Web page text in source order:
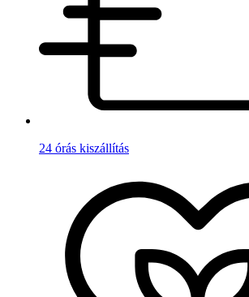
24 órás kiszállítás